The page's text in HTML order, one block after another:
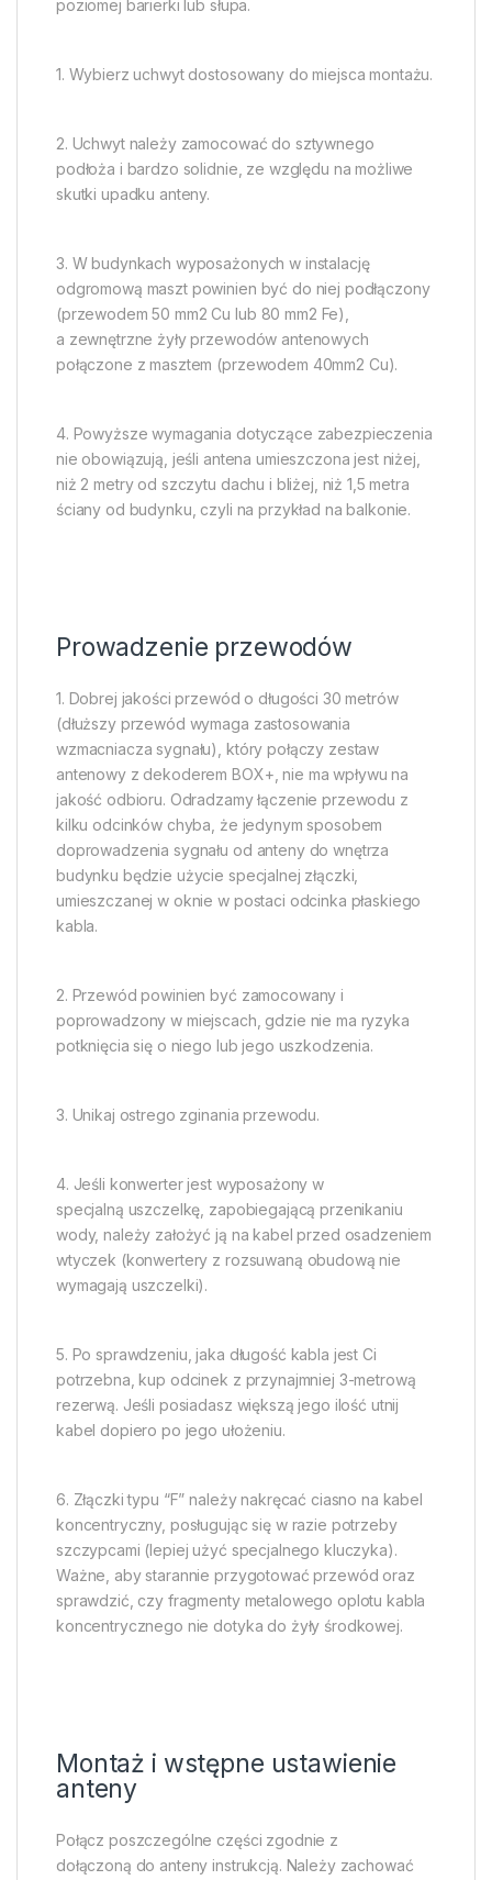
poziomej barierki lub słupa.
1. Wybierz uchwyt dostosowany do miejsca montażu.
2. Uchwyt należy zamocować do sztywnego
podłoża i bardzo solidnie, ze względu na możliwe
skutki upadku anteny.
3. W budynkach wyposażonych w instalację
odgromową maszt powinien być do niej podłączony
(przewodem 50 mm2 Cu lub 80 mm2 Fe),
a zewnętrzne żyły przewodów antenowych
połączone z masztem (przewodem 40mm2 Cu).
4. Powyższe wymagania dotyczące zabezpieczenia
nie obowiązują, jeśli antena umieszczona jest niżej,
niż 2 metry od szczytu dachu i bliżej, niż 1,5 metra
ściany od budynku, czyli na przykład na balkonie.
Prowadzenie przewodów
1. Dobrej jakości przewód o długości 30 metrów
(dłuższy przewód wymaga zastosowania
wzmacniacza sygnału), który połączy zestaw
antenowy z dekoderem BOX+, nie ma wpływu na
jakość odbioru. Odradzamy łączenie przewodu z
kilku odcinków chyba, że jedynym sposobem
doprowadzenia sygnału od anteny do wnętrza
budynku będzie użycie specjalnej złączki,
umieszczanej w oknie w postaci odcinka płaskiego
kabla.
2. Przewód powinien być zamocowany i
poprowadzony w miejscach, gdzie nie ma ryzyka
potknięcia się o niego lub jego uszkodzenia.
3. Unikaj ostrego zginania przewodu.
4. Jeśli konwerter jest wyposażony w
specjalną uszczelkę, zapobiegającą przenikaniu
wody, należy założyć ją na kabel przed osadzeniem
wtyczek (konwertery z rozsuwaną obudową nie
wymagają uszczelki).
5. Po sprawdzeniu, jaka długość kabla jest Ci
potrzebna, kup odcinek z przynajmniej 3-metrową
rezerwą. Jeśli posiadasz większą jego ilość utnij
kabel dopiero po jego ułożeniu.
6. Złączki typu “F” należy nakręcać ciasno na kabel
koncentryczny, posługując się w razie potrzeby
szczypcami (lepiej użyć specjalnego kluczyka).
Ważne, aby starannie przygotować przewód oraz
sprawdzić, czy fragmenty metalowego oplotu kabla
koncentrycznego nie dotyka do żyły środkowej.
Montaż i wstępne ustawienie
anteny
Połącz poszczególne części zgodnie z
dołączoną do anteny instrukcją. Należy zachować